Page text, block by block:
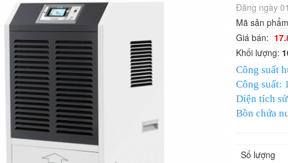
Đăng ngày
Mã sản
Giá bán:
Khối lượng:
Công suất
Công suất:
Diện tích
Bồn chứa
Điều kiện
Số lượng